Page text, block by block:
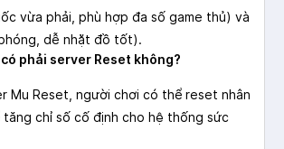
vừa phải, phù hợp đa số game thủ) và
dễ nhặt đồ tốt).
phải server Reset không?
Mu Reset, người chơi có thể reset nhân
chỉ số cố định cho hệ thống sức